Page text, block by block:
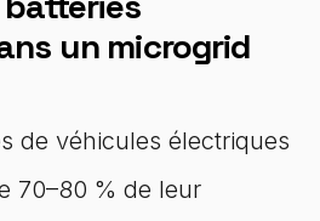
un microgrid
de véhicules électriques
70–80 % de leur